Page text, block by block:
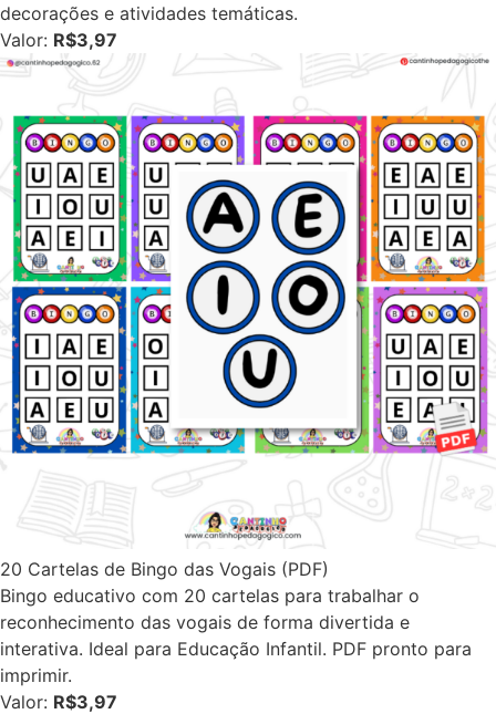
decorações e atividades temáticas.
Valor: R$3,97
20 Cartelas de Bingo das Vogais (PDF)
Bingo educativo com 20 cartelas para trabalhar o
reconhecimento das vogais de forma divertida e
interativa. Ideal para Educação Infantil. PDF pronto para
imprimir.
Valor: R$3,97